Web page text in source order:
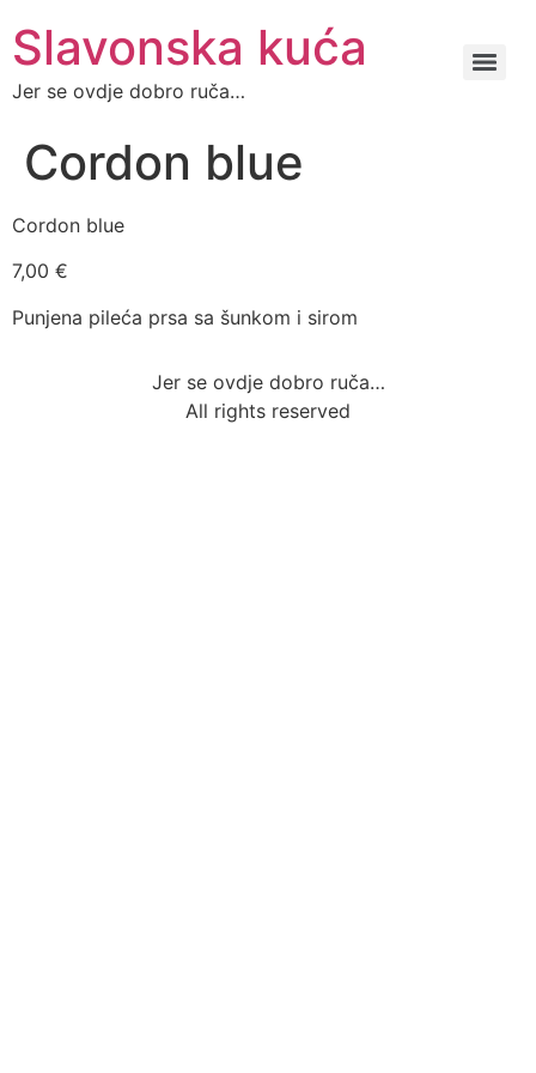
Slavonska kuća
Jer se ovdje dobro ruča…
Cordon blue
Cordon blue
7,00 €
Punjena pileća prsa sa šunkom i sirom
Jer se ovdje dobro ruča…
All rights reserved